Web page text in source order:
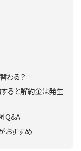
わる？
ると解約金は発生
Q&A
おすすめ